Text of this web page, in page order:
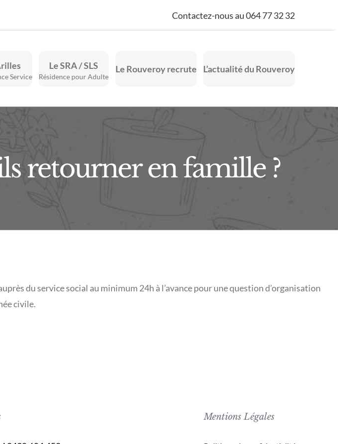
Contactez-nous au 064 77 32 32
Service
Le SRA / SLS
Résidence pour Adulte
Le Rouveroy recrute L’actualité du Rouveroy
retourner en famille ?
du service social au minimum 24h à l’avance pour une question d’organisation
civile.
Mentions Légales